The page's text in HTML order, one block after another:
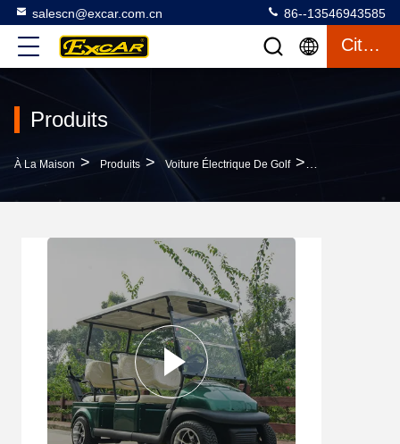
salescn@excar.com.cn 86--13546943585
Citation
Produits
À La Maison > Produits > Voiture Électrique De Golf >